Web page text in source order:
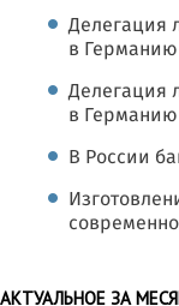
Делегация
в Германию
Делегация
в Германию
В России
АКТУАЛЬНОЕ ЗА